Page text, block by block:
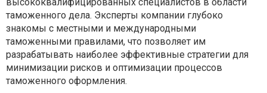
высококвалифицированных специалистов в области
таможенного дела. Эксперты компании глубоко
знакомы с местными и международными
таможенными правилами, что позволяет им
разрабатывать наиболее эффективные стратегии для
минимизации рисков и оптимизации процессов
таможенного оформления.